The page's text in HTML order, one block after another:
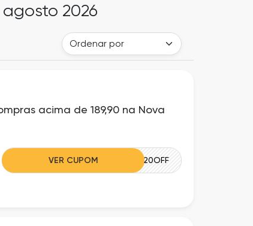
2026
acima de 189,90 na Nova
VER CUPOM RKT20OFF